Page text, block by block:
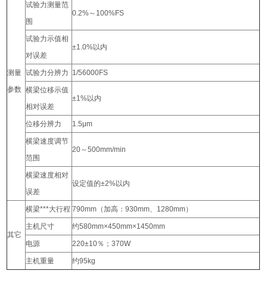
测量
参数
试验力测量范
围
0.2%～100%FS
试验力示值相
对误差
±1.0%以内
试验力分辨力 1/56000FS
横梁位移示值
相对误差
±1%以内
位移分辨力 1.5μm
横梁速度调节
范围
20～500mm/min
横梁速度相对
误差
设定值的±2%以内
其它
横梁***大行程 790mm（加高：930mm、1280mm）
主机尺寸 约580mm×450mm×1450mm
电源 220±10％；370W
主机重量 约95kg